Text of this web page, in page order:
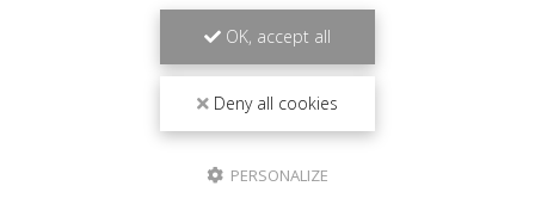
OK, accept all
Deny all cookies
PERSONALIZE